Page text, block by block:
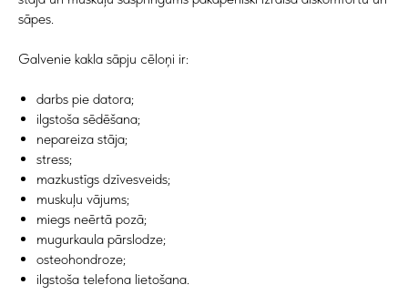
sāpes.
Galvenie kakla sāpju cēloņi ir:
darbs pie datora;
ilgstoša sēdēšana;
nepareiza stāja;
stress;
mazkustīgs dzīvesveids;
muskuļu vājums;
miegs neērtā pozā;
mugurkaula pārslodze;
osteohondroze;
ilgstoša telefona lietošana.